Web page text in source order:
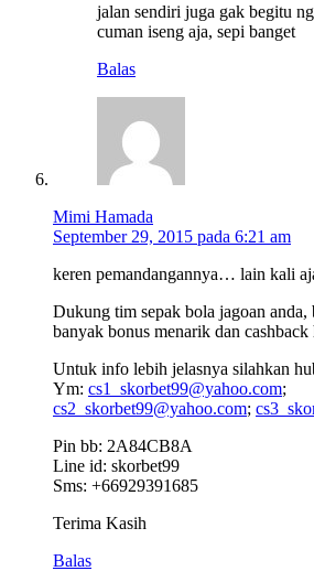
jalan sendiri juga gak begitu
cuman iseng aja, sepi banget
Balas
Mimi Hamada
September 29, 2015 pada 6:21 am
keren pemandangannya… lain kali
Dukung tim sepak bola jagoan anda,
banyak bonus menarik dan
Untuk info lebih jelasnya silahkan
Ym: cs1_skorbet99@yahoo.com;
cs2_skorbet99@yahoo.com;
Pin bb: 2A84CB8A
Line id: skorbet99
Sms: +66929391685
Terima Kasih
Balas